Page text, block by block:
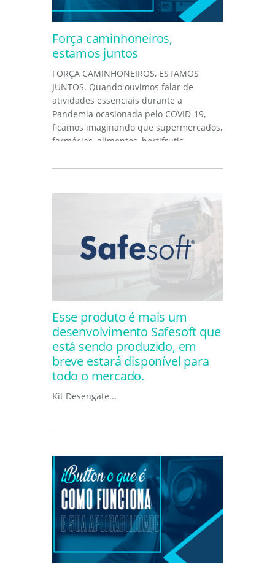
Força caminhoneiros,
estamos juntos
FORÇA CAMINHONEIROS, ESTAMOS
JUNTOS. Quando ouvimos falar de
atividades essenciais durante a
Pandemia ocasionada pelo COVID-19,
ficamos imaginando que supermercados,
farmácias, alimentos, hortifrutis,
Esse produto é mais um
desenvolvimento Safesoft que
está sendo produzido, em
breve estará disponível para
todo o mercado.
Kit Desengate...